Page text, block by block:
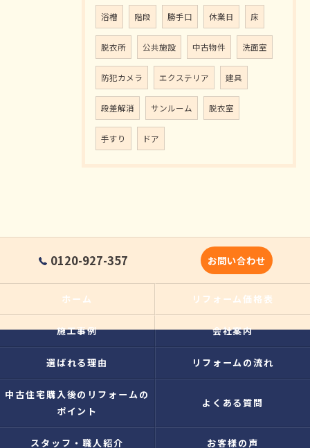
浴槽 階段 勝手口 休業日 床
脱衣所 公共施設 中古物件 洗面室
防犯カメラ エクステリア 建具
段差解消 サンルーム 脱衣室
手すり ドア
0120-927-357 お問い合わせ
ホーム リフォーム価格表
施工事例 会社案内
選ばれる理由 リフォームの流れ
中古住宅購入後のリフォームの
ポイント
よくある質問
スタッフ・職人紹介 お客様の声